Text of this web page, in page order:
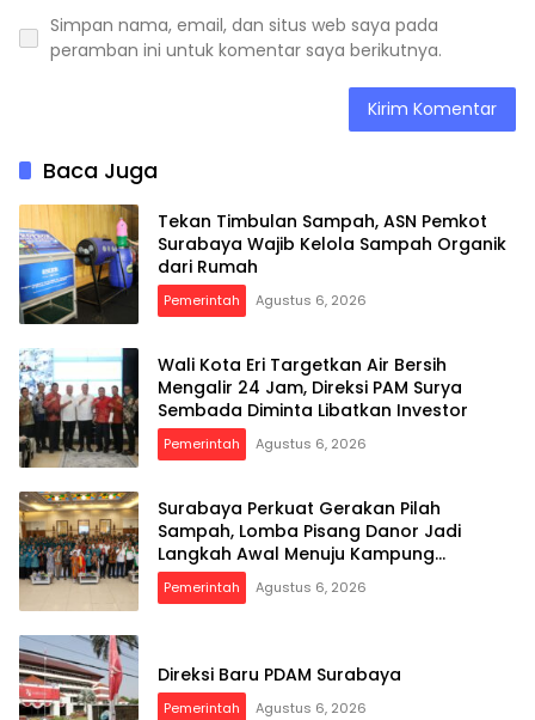
Simpan nama, email, dan situs web saya pada
peramban ini untuk komentar saya berikutnya.
Baca Juga
Tekan Timbulan Sampah, ASN Pemkot
Surabaya Wajib Kelola Sampah Organik
dari Rumah
Pemerintah Agustus 6, 2026
Wali Kota Eri Targetkan Air Bersih
Mengalir 24 Jam, Direksi PAM Surya
Sembada Diminta Libatkan Investor
Pemerintah Agustus 6, 2026
Surabaya Perkuat Gerakan Pilah
Sampah, Lomba Pisang Danor Jadi
Langkah Awal Menuju Kampung
Pancasila
Pemerintah Agustus 6, 2026
Direksi Baru PDAM Surabaya
Pemerintah Agustus 6, 2026